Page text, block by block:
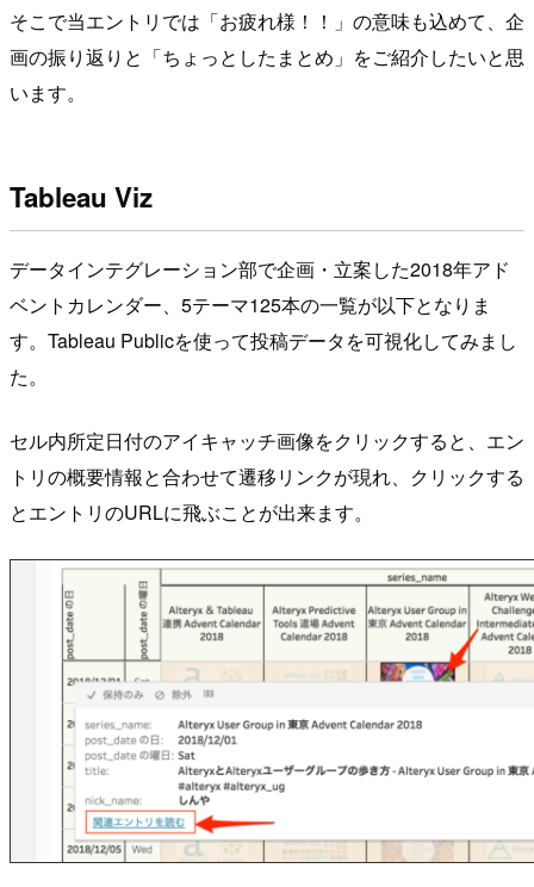
そこで当エントリでは「お疲れ様！！」の意味も込めて、企
画の振り返りと「ちょっとしたまとめ」をご紹介したいと思
います。
Tableau Viz
データインテグレーション部で企画・立案した2018年アド
ベントカレンダー、5テーマ125本の一覧が以下となりま
す。Tableau Publicを使って投稿データを可視化してみまし
た。
セル内所定日付のアイキャッチ画像をクリックすると、エン
トリの概要情報と合わせて遷移リンクが現れ、クリックする
とエントリのURLに飛ぶことが出来ます。